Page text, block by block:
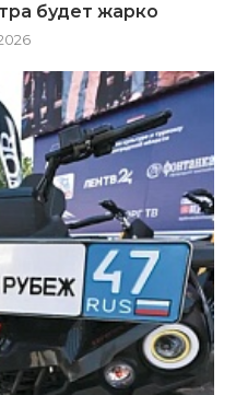
будет жарко